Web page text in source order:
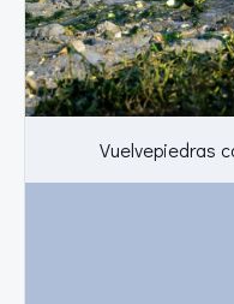
Vuelvepiedras